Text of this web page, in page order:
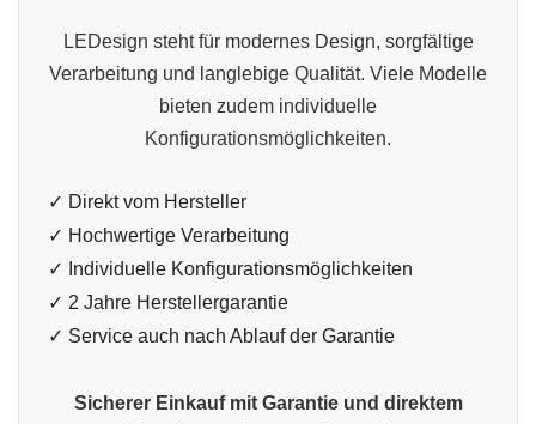
LEDesign steht für modernes Design, sorgfältige
Verarbeitung und langlebige Qualität. Viele Modelle
bieten zudem individuelle
Konfigurationsmöglichkeiten.
✓ Direkt vom Hersteller
✓ Hochwertige Verarbeitung
✓ Individuelle Konfigurationsmöglichkeiten
✓ 2 Jahre Herstellergarantie
✓ Service auch nach Ablauf der Garantie
Sicherer Einkauf mit Garantie und direktem